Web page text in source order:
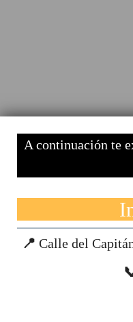
A continuación te
📍 Calle del